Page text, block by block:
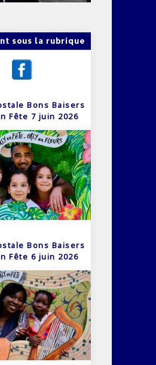
sous la rubrique
Bons Baisers
Fête 7 juin 2026
Bons Baisers
Fête 6 juin 2026